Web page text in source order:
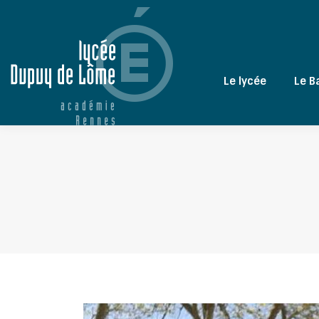
Le lycée Le